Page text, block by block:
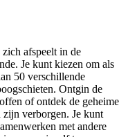
afspeelt in de
Je kunt kiezen om als
50 verschillende
Ontgin de
of ontdek de geheime
zijn verborgen. Je kunt
met andere